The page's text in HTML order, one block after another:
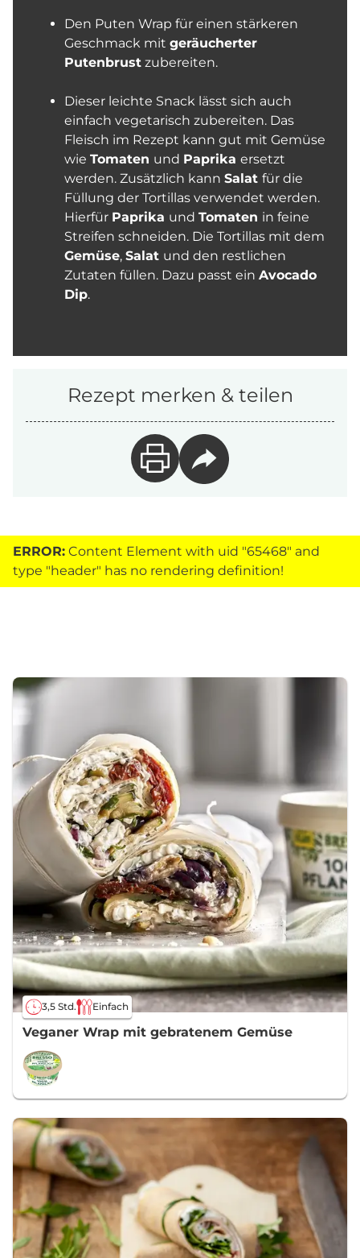
Den Puten Wrap für einen stärkeren
Geschmack mit geräucherter
Putenbrust zubereiten.
Dieser leichte Snack lässt sich auch
einfach vegetarisch zubereiten. Das
Fleisch im Rezept kann gut mit Gemüse
wie Tomaten und Paprika ersetzt
werden. Zusätzlich kann Salat für die
Füllung der Tortillas verwendet werden.
Hierfür Paprika und Tomaten in feine
Streifen schneiden. Die Tortillas mit dem
Gemüse, Salat und den restlichen
Zutaten füllen. Dazu passt ein Avocado
Dip.
Rezept merken & teilen
ERROR: Content Element with uid "65468" and
type "header" has no rendering definition!
3,5 Std. Einfach
Veganer Wrap mit gebratenem Gemüse